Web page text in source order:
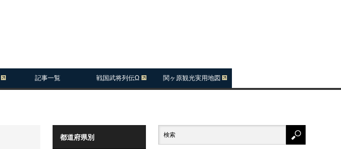
記事一覧 戦国武将列伝Ω 関ヶ原観光実用地図
都道府県別